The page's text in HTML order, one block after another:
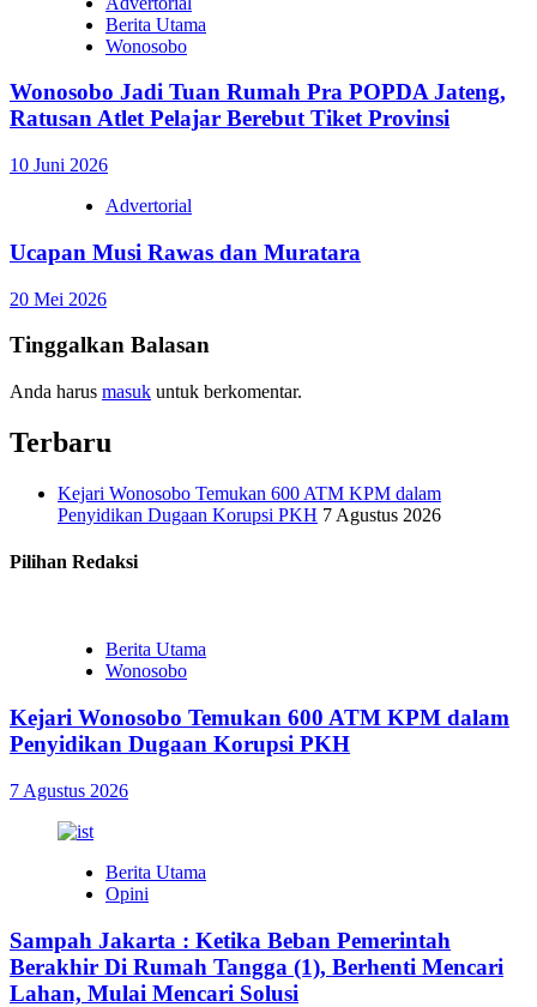
Berita Utama
Wonosobo
Wonosobo Jadi Tuan Rumah Pra POPDA Jateng,
Ratusan Atlet Pelajar Berebut Tiket Provinsi
10 Juni 2026
Advertorial
Ucapan Musi Rawas dan Muratara
20 Mei 2026
Tinggalkan Balasan
Anda harus masuk untuk berkomentar.
Terbaru
Kejari Wonosobo Temukan 600 ATM KPM dalam
Penyidikan Dugaan Korupsi PKH 7 Agustus 2026
Pilihan Redaksi
Berita Utama
Wonosobo
Kejari Wonosobo Temukan 600 ATM KPM dalam
Penyidikan Dugaan Korupsi PKH
7 Agustus 2026
Berita Utama
Opini
Sampah Jakarta : Ketika Beban Pemerintah
Berakhir Di Rumah Tangga (1), Berhenti Mencari
Lahan, Mulai Mencari Solusi